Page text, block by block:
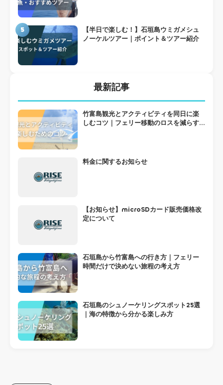
5
【半日で楽しむ！】石垣島ウミガメシュ
ノーケルツアー｜ポイント＆ツアー紹介
最新記事
竹富島観光とアクティビティを同日に楽
しむコツ｜フェリー移動のロスを減らす
料金に関するお知らせ
【お知らせ】microSDカード販売価格改
定について
石垣島から竹富島への行き方｜フェリー
時間だけで決めない旅程の考え方
石垣島のシュノーケリングスポット25選
｜海の特徴から分かる楽しみ方